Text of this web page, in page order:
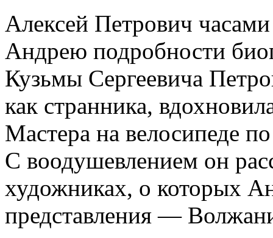
Алексей Петрович
Андрею подробности
Кузьмы Сергеевича
как странника,
Мастера на велосипеде
С воодушевлением он
художниках, о которых
представления —